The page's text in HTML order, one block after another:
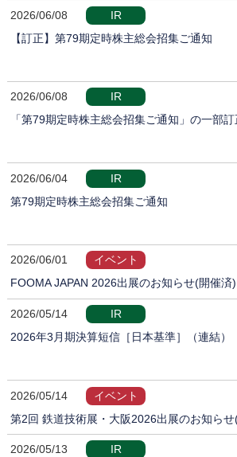
2026/06/08
IR
【訂正】第79期定時株主総会招集ご通知
2026/06/08
IR
「第79期定時株主総会招集ご通知」の一部
2026/06/04
IR
第79期定時株主総会招集ご通知
2026/06/01
イベント
FOOMA JAPAN 2026出展のお知らせ(開催済)
2026/05/14
IR
2026年3月期決算短信［日本基準］（連結）
2026/05/14
イベント
第2回 鉄道技術展・大阪2026出展のお知ら
2026/05/13
IR